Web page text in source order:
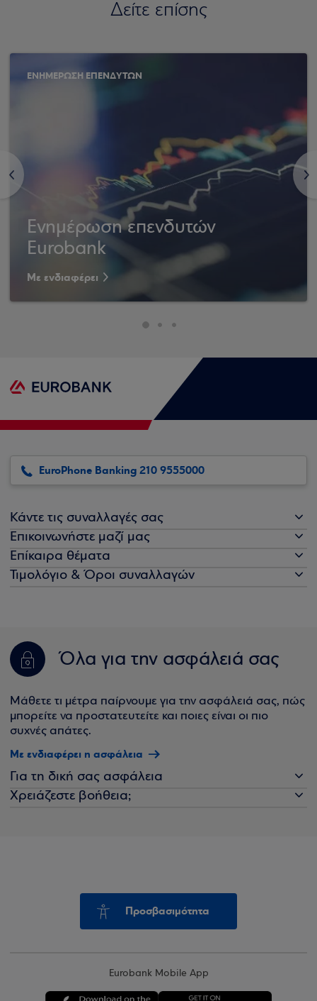
Δείτε επίσης
<
ΕΝΗΜΕΡΩΣΗ ΕΠΕΝΔΥΤΩΝ
Ενημέρωση επενδυτών
Eurobank
Με ενδιαφέρει
>
EuroPhone Banking 210 9555000
Κάντε τις συναλλαγές σας
Επικοινωνήστε μαζί μας
Επίκαιρα θέματα
Τιμολόγιο & Όροι συναλλαγών
Όλα για την ασφάλειά σας
Μάθετε τι μέτρα παίρνουμε για την ασφάλειά σας, πώς
μπορείτε να προστατευτείτε και ποιες είναι οι πιο
συχνές απάτες.
Με ενδιαφέρει η ασφάλεια
Για τη δική σας ασφάλεια
Χρειάζεστε βοήθεια;
Προσβασιμότητα
Eurobank Mobile App